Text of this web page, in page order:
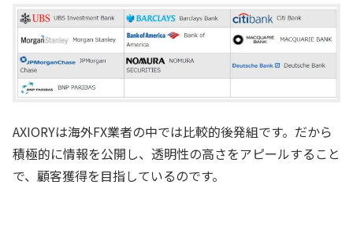
AXIORYは海外FX業者の中では比較的後発組です。だから
積極的に情報を公開し、透明性の高さをアピールすること
で、顧客獲得を目指しているのです。